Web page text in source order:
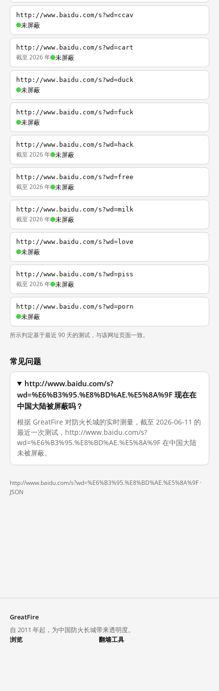
http://www.baidu.com/s?wd=ccav
未屏蔽
http://www.baidu.com/s?wd=cart
截至 2026 年 未屏蔽
http://www.baidu.com/s?wd=duck
未屏蔽
http://www.baidu.com/s?wd=fuck
未屏蔽
http://www.baidu.com/s?wd=hack
截至 2026 年 未屏蔽
http://www.baidu.com/s?wd=free
截至 2026 年 未屏蔽
http://www.baidu.com/s?wd=milk
截至 2026 年 未屏蔽
http://www.baidu.com/s?wd=love
未屏蔽
http://www.baidu.com/s?wd=piss
截至 2026 年 未屏蔽
http://www.baidu.com/s?wd=porn
未屏蔽
所示判定基于最近 90 天的测试，与该网址页面一致。
常见问题
http://www.baidu.com/s?
wd=%E6%B3%95.%E8%BD%AE.%E5%8A%9F 现在在
中国大陆被屏蔽吗？
根据 GreatFire 对防火长城的实时测量，截至 2026-06-11 的
最近一次测试，http://www.baidu.com/s?
wd=%E6%B3%95.%E8%BD%AE.%E5%8A%9F 在中国大陆
未被屏蔽。
http://www.baidu.com/s?wd=%E6%B3%95.%E8%BD%AE.%E5%8A%9F ·
JSON
GreatFire
自 2011 年起，为中国防火长城带来透明度。
浏览
翻墙工具